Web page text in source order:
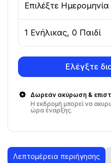
Επιλέξτε Ημερομηνία
1 Ενήλικας, 0 Παιδί
Ελέγξτε
Δωρεάν ακύρωση &
Η εκδρομή μπορεί να
ώρα έναρξης.
Λεπτομέρεια περιήγησης